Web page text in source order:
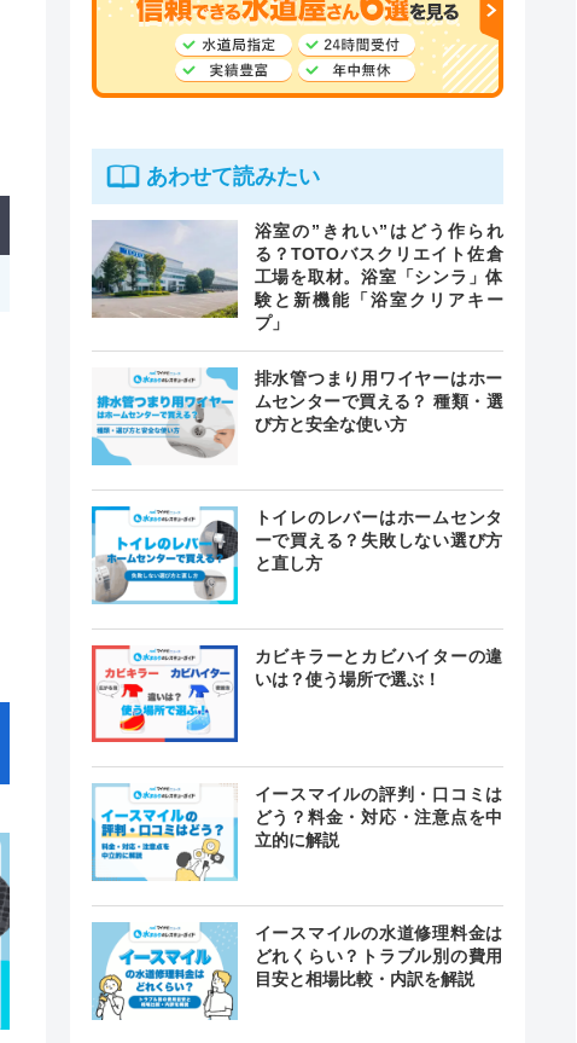
あわせて読みたい
浴室の”きれい”はどう作られ
る？TOTOバスクリエイト佐倉
工場を取材。浴室「シンラ」体
験と新機能「浴室クリアキー
プ」
排水管つまり用ワイヤーはホー
ムセンターで買える？ 種類・選
び方と安全な使い方
トイレのレバーはホームセンタ
ーで買える？失敗しない選び方
と直し方
カビキラーとカビハイターの違
いは？使う場所で選ぶ！
イースマイルの評判・口コミは
どう？料金・対応・注意点を中
立的に解説
イースマイルの水道修理料金は
どれくらい？トラブル別の費用
目安と相場比較・内訳を解説